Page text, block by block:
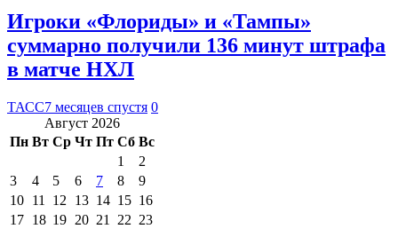
Игроки «Флориды» и «Тампы»
суммарно получили 136 минут штрафа
в матче НХЛ
ТАСС7 месяцев спустя 0
Август 2026
Пн Вт Ср Чт Пт Сб Вс
1
2
3
4 5 6 7 8
9
10 11 12 13 14 15 16
17 18 19 20 21 22 23